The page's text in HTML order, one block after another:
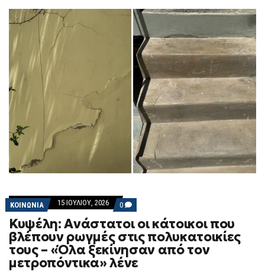
ΚΟΙΝΩΝΙΑ 15 ΙΟΥΛΊΟΥ, 2026 0 COMMENTS
ON
ΚΥΨΈΛΗ:
ΑΝΆΣΤΑΤΟΙ
ΟΙ
ΚΆΤΟΙΚΟΙ
ΠΟΥ
ΒΛΈΠΟΥΝ
Κυψέλη: Ανάστατοι οι κάτοικοι που
βλέπουν ρωγμές στις πολυκατοικίες
τους – «Όλα ξεκίνησαν από τον
μετροπόντικα» λένε